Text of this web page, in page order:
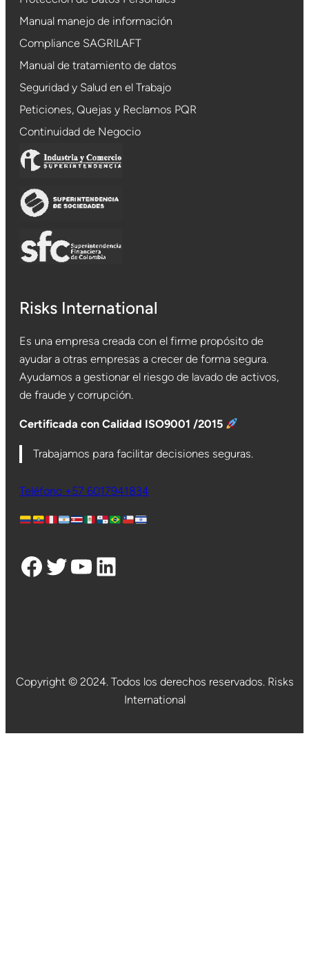
Manual manejo de información
Compliance SAGRILAFT
Manual de tratamiento de datos
Seguridad y Salud en el Trabajo
Peticiones, Quejas y Reclamos PQR
Continuidad de Negocio
Risks International
Es una empresa creada con el firme propósito de
ayudar a otras empresas a crecer de forma segura.
Ayudamos a gestionar el riesgo de lavado de activos,
de fraude y corrupción.
Certificada con Calidad ISO9001 /2015
Trabajamos para facilitar decisiones seguras.
Teléfono +57 6017941834
Facebook Twitter YouTube LinkedIn
Copyright © 2024. Todos los derechos reservados. Risks
International